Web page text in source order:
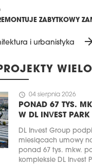
ZABYTKOWY
i urbanistyka
schedule 04 sierpnia 2026
PONAD 67 TYS.
W DL INVEST
DL Invest Group
miesiącach umowy
ponad 67 tys. mkw.
kompleksie DL Invest